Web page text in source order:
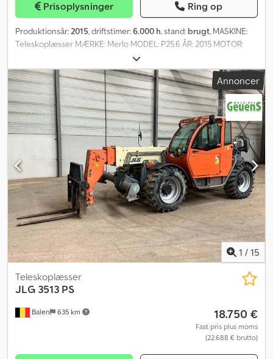
Prisoplysninger Ring op
Produktionsår:2015, driftstimer:6.000 h, stand: brugt, MASKINE:
Teleskoplæsser MÆRKE: Merlo MODEL: P25.6 ÅR: 2015 MOTOR:
Diesel DRIFTSTIMER: 6000 TRANSMISSION: automatisk DRIVLINJE:
4X4X4 MAST: Teleskopisk KAPACITET: 2500 kg LØFTEHØJDE: 5,9 m
DÆK: Gode STAND: Normal ID: 43307 = Yderligere information =
Generelle oplysninger Årgang: 2015 Anvendelsesområde: Byggeri
Tekniske oplysninger Antal cylindre: 4 Brændstoftype: Diesel
Drivsystem: Hjul Vægte Egenvægt: 4.750 kg Lasteevne: 2.500 kg
Totalvægt: 7.250 kg Stand Generel stand: god Teknisk stand: god
Visuel stand: god Crsdpfx Ahswd Ewvjbjf Finansielle oplysninger
Pris: Efter forespørgsel Yderligere information Kontakt Corne van
Dueren den Hollander eller Roland for yderligere oplysninger.
Annoncer
1 / 15
Balen 635 km
Teleskoplæsser
JLG 3513 PS
18.750 €
Fast pris plus moms
(22.688 € brutto)